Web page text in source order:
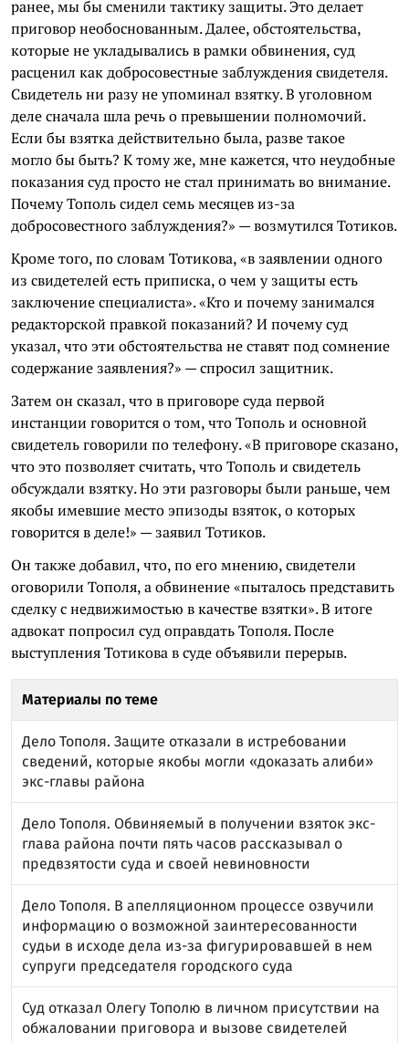
ранее, мы бы сменили тактику защиты. Это делает
приговор необоснованным. Далее, обстоятельства,
которые не укладывались в рамки обвинения, суд
расценил как добросовестные заблуждения свидетеля.
Свидетель ни разу не упоминал взятку. В уголовном
деле сначала шла речь о превышении полномочий.
Если бы взятка действительно была, разве такое
могло бы быть? К тому же, мне кажется, что неудобные
показания суд просто не стал принимать во внимание.
Почему Тополь сидел семь месяцев из-за
добросовестного заблуждения?» — возмутился Тотиков.
Кроме того, по словам Тотикова, «в заявлении одного
из свидетелей есть приписка, о чем у защиты есть
заключение специалиста». «Кто и почему занимался
редакторской правкой показаний? И почему суд
указал, что эти обстоятельства не ставят под сомнение
содержание заявления?» — спросил защитник.
Затем он сказал, что в приговоре суда первой
инстанции говорится о том, что Тополь и основной
свидетель говорили по телефону. «В приговоре сказано,
что это позволяет считать, что Тополь и свидетель
обсуждали взятку. Но эти разговоры были раньше, чем
якобы имевшие место эпизоды взяток, о которых
говорится в деле!» — заявил Тотиков.
Он также добавил, что, по его мнению, свидетели
оговорили Тополя, а обвинение «пыталось представить
сделку с недвижимостью в качестве взятки». В итоге
адвокат попросил суд оправдать Тополя. После
выступления Тотикова в суде объявили перерыв.
Материалы по теме
Дело Тополя. Защите отказали в истребовании
сведений, которые якобы могли «доказать алиби»
экс-главы района
Дело Тополя. Обвиняемый в получении взяток экс-
глава района почти пять часов рассказывал о
предвзятости суда и своей невиновности
Дело Тополя. В апелляционном процессе озвучили
информацию о возможной заинтересованности
судьи в исходе дела из-за фигурировавшей в нем
супруги председателя городского суда
Суд отказал Олегу Тополю в личном присутствии на
обжаловании приговора и вызове свидетелей